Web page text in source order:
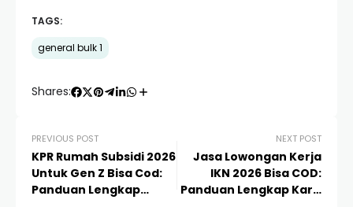
TAGS:
general bulk 1
Shares:
PREVIOUS POST
KPR Rumah Subsidi 2026
Untuk Gen Z Bisa Cod:
Panduan Lengkap
NEXT POST
Jasa Lowongan Kerja
IKN 2026 Bisa COD:
Panduan Lengkap Karir